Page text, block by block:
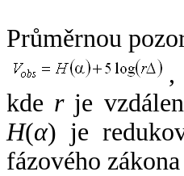
Průměrnou
,
kde rje
H(α) je
fázového zákona